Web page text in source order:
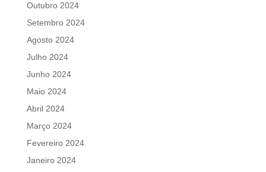
Outubro 2024
Setembro 2024
Agosto 2024
Julho 2024
Junho 2024
Maio 2024
Abril 2024
Março 2024
Fevereiro 2024
Janeiro 2024